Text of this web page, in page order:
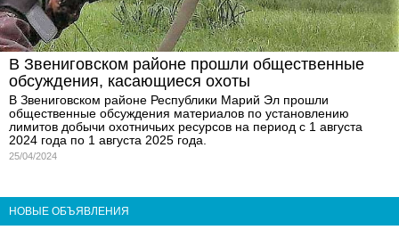
В Звениговском районе прошли общественные
обсуждения, касающиеся охоты
В Звениговском районе Республики Марий Эл прошли
общественные обсуждения материалов по установлению
лимитов добычи охотничьих ресурсов на период с 1 августа
2024 года по 1 августа 2025 года.
25/04/2024
НОВЫЕ ОБЪЯВЛЕНИЯ